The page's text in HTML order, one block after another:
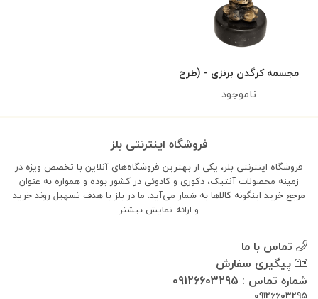
مجسمه کرگدن برنزی - (طرح
۳)
ناموجود
فروشگاه اینترنتی بلز
فروشگاه اینترنتی بلز، یکی از بهترین فروشگاه‌های آنلاین با تخصص ویژه در
زمینه محصولات آنتیک، دکوری و کادوئی در کشور بوده و همواره به عنوان
مرجع خرید اینگونه کالاها به شمار می‌آید. ما در بلز با هدف تسهیل روند خرید
و ارائه نمایش بیشتر
تماس با ما
پیگیری سفارش
شماره تماس : 09126603295
09126603295